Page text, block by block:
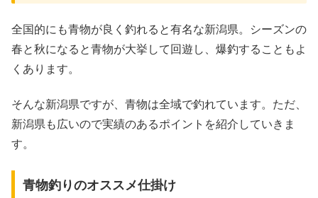
全国的にも青物が良く釣れると有名な新潟県。シーズンの
春と秋になると青物が大挙して回遊し、爆釣することもよ
くあります。
そんな新潟県ですが、青物は全域で釣れています。ただ、
新潟県も広いので実績のあるポイントを紹介していきま
す。
青物釣りのオススメ仕掛け